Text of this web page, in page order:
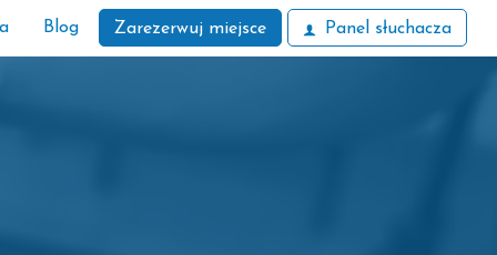
Blog Zarezerwuj miejsce Panel słuchacza